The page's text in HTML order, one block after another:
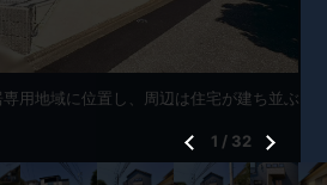
用地域に位置し、周辺は住宅が建ち並ぶ
1 / 32